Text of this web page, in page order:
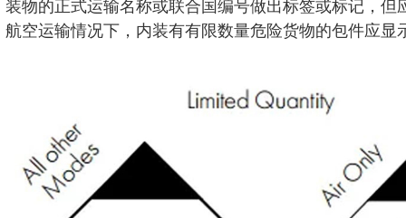
装物的正式运输名称或联合国编号做出标签或标记，但
航空运输情况下，内装有有限数量危险货物的包件应显